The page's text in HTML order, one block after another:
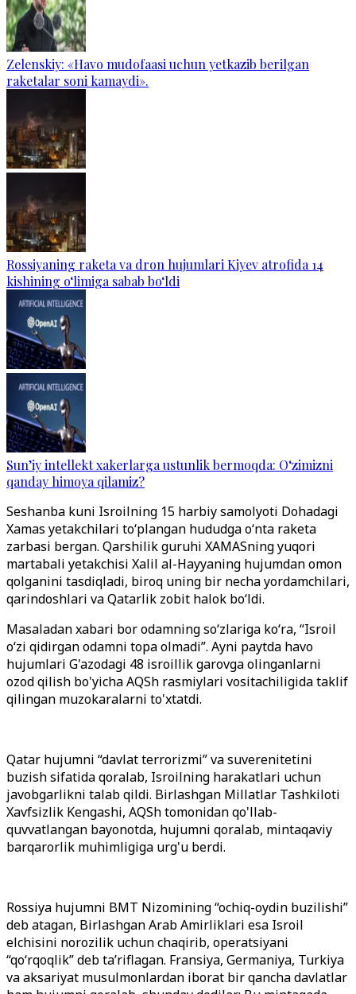
Zelenskiy: «Havo mudofaasi uchun yetkazib berilgan
raketalar soni kamaydi».
Rossiyaning raketa va dron hujumlari Kiyev atrofida 14
kishining o‘limiga sabab bo‘ldi
Sun’iy intellekt xakerlarga ustunlik bermoqda: O‘zimizni
qanday himoya qilamiz?
Seshanba kuni Isroilning 15 harbiy samolyoti Dohadagi
Xamas yetakchilari to‘plangan hududga o‘nta raketa
zarbasi bergan. Qarshilik guruhi XAMASning yuqori
martabali yetakchisi Xalil al-Hayyaning hujumdan omon
qolganini tasdiqladi, biroq uning bir necha yordamchilari,
qarindoshlari va Qatarlik zobit halok bo‘ldi.
Masaladan xabari bor odamning so‘zlariga ko‘ra, “Isroil
o‘zi qidirgan odamni topa olmadi”. Ayni paytda havo
hujumlari G'azodagi 48 isroillik garovga olinganlarni
ozod qilish bo'yicha AQSh rasmiylari vositachiligida taklif
qilingan muzokaralarni to'xtatdi.
Qatar hujumni “davlat terrorizmi” va suverenitetini
buzish sifatida qoralab, Isroilning harakatlari uchun
javobgarlikni talab qildi. Birlashgan Millatlar Tashkiloti
Xavfsizlik Kengashi, AQSh tomonidan qo'llab-
quvvatlangan bayonotda, hujumni qoralab, mintaqaviy
barqarorlik muhimligiga urg'u berdi.
Rossiya hujumni BMT Nizomining “ochiq-oydin buzilishi”
deb atagan, Birlashgan Arab Amirliklari esa Isroil
elchisini norozilik uchun chaqirib, operatsiyani
“qo‘rqoqlik” deb ta’riflagan. Fransiya, Germaniya, Turkiya
va aksariyat musulmonlardan iborat bir qancha davlatlar